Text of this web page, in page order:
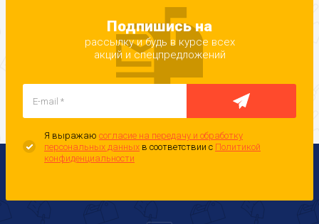
Подпишись на
рассылку и будь в курсе всех
акций и спецпредложений
Я выражаю согласие на передачу и обработку
персональных данных в соответствии с Политикой
конфиденциальности